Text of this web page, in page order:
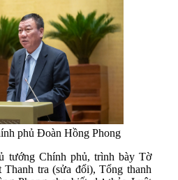
phủ Đoàn Hồng Phong
tướng Chính phủ, trình bày Tờ
tra (sửa đổi), Tổng thanh